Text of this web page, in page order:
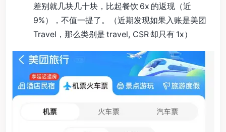
差别就几块几十块，比起餐饮 6x 的返现（近
9%），不值一提了。（近期发现如果入账是美团
Travel，那么类别是 travel, CSR 却只有 1x）